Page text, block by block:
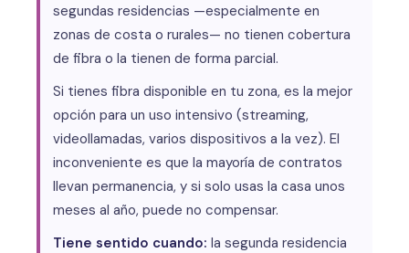
segundas residencias —especialmente en
zonas de costa o rurales— no tienen cobertura
de fibra o la tienen de forma parcial.
Si tienes fibra disponible en tu zona, es la mejor
opción para un uso intensivo (streaming,
videollamadas, varios dispositivos a la vez). El
inconveniente es que la mayoría de contratos
llevan permanencia, y si solo usas la casa unos
meses al año, puede no compensar.
Tiene sentido cuando: la segunda residencia